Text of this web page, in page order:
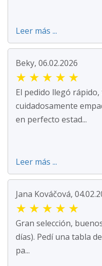
Leer más ...
Beky, 06.02.2026
★ ★ ★ ★ ★
El pedido llegó
cuidadosamente
en perfecto estad...
Leer más ...
Jana Kováčová,
★ ★ ★ ★ ★
Gran selección,
días). Pedí una tabla
pa...